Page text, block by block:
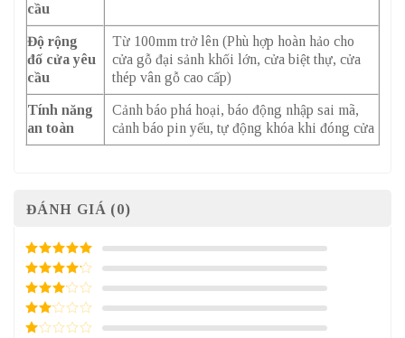
cầu
Độ rộng
đố cửa yêu
cầu
Từ 100mm trở lên (Phù hợp hoàn hảo cho
cửa gỗ đại sảnh khối lớn, cửa biệt thự, cửa
thép vân gỗ cao cấp)
Tính năng
an toàn
Cảnh báo phá hoại, báo động nhập sai mã,
cảnh báo pin yếu, tự động khóa khi đóng cửa
ĐÁNH GIÁ (0)
5/ 5 điểm
4/ 5
điểm
3/ 5
điểm
2/